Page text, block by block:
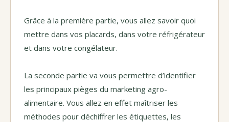
Grâce à la première partie, vous allez savoir quoi
mettre dans vos placards, dans votre réfrigérateur
et dans votre congélateur.
La seconde partie va vous permettre d’identifier
les principaux pièges du marketing agro-
alimentaire. Vous allez en effet maîtriser les
méthodes pour déchiffrer les étiquettes, les